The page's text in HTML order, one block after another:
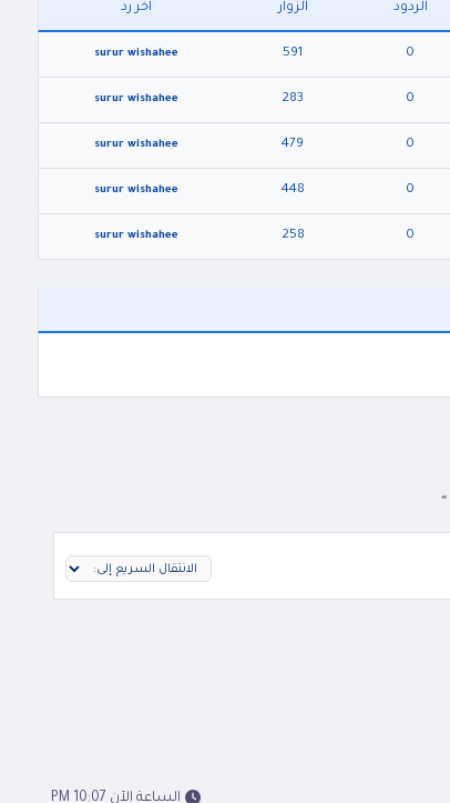
الردود الزوار آخر رد
0
591
surur wishahee
0
283
surur wishahee
0
479
surur wishahee
0
448
surur wishahee
0
258
surur wishahee
»
الساعة الآن 10:07 PM